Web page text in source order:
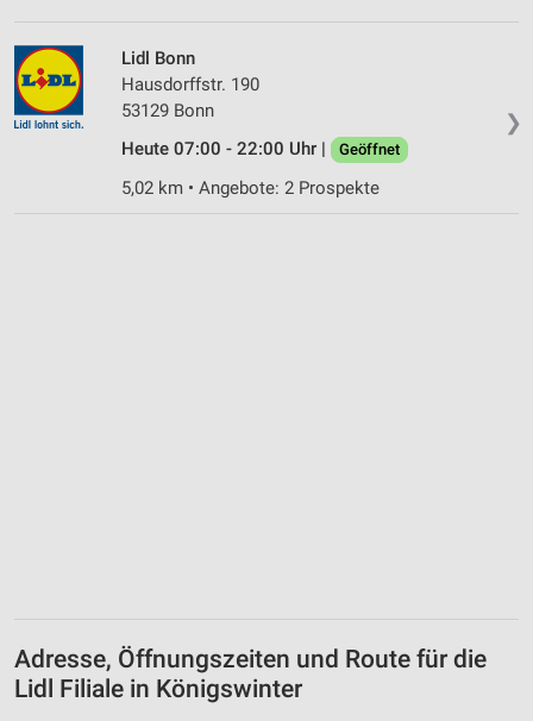
❯
Lidl Bonn
Hausdorffstr. 190
53129 Bonn
Heute 07:00 - 22:00 Uhr |
Geöffnet
5,02 km • Angebote: 2 Prospekte
Adresse, Öffnungszeiten und Route für die
Lidl Filiale in Königswinter